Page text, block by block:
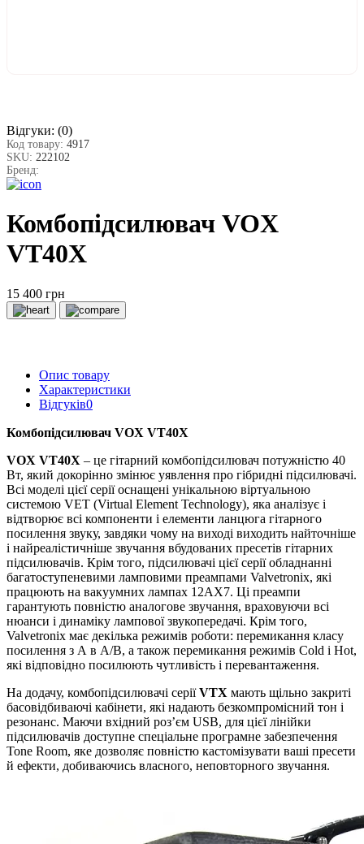
Відгуки: (0)
Код товару: 4917
SKU: 222102
Бренд:
Комбопідсилювач VOX
VT40X
15 400 грн
Опис товару
Характеристики
Відгуків0
Комбопідсилювач VOX VT40X
VOX VT40X – це гітарний комбопідсилювач потужністю 40
Вт, який докорінно змінює уявлення про гібридні підсилювачі.
Всі моделі цієї серії оснащені унікальною віртуальною
системою VET (Virtual Element Technology), яка аналізує і
відтворює всі компоненти і елементи ланцюга гітарного
посилення звуку, завдяки чому на виході виходить найточніше
і найреалістичніше звучання вбудованих пресетів гітарних
підсилювачів. Крім того, підсилювачі цієї серії обладнанні
багатоступеневими ламповими преампами Valvetronix, які
працюють на вакуумних лампах 12AX7. Ці преампи
гарантують повністю аналогове звучання, враховуючи всі
нюанси і динаміку лампової звукопередачі. Крім того,
Valvetronix має декілька режимів роботи: перемикання класу
посилення з А в А/В, а також перемикання режимів Cold і Hot,
які відповідно посилюють чутливість і перевантаження.
На додачу, комбопідсилювачі серії VTX мають щільно закриті
басовідбиваючі кабінети, які надають безкомпромісний тон і
резонанс. Маючи вхідний роз’єм USB, для цієї лінійки
підсилювачів доступне спеціальне програмне забезпечення
Tone Room, яке дозволяє повністю кастомізувати ваші пресети
й ефекти, добиваючись власного, неповторного звучання.